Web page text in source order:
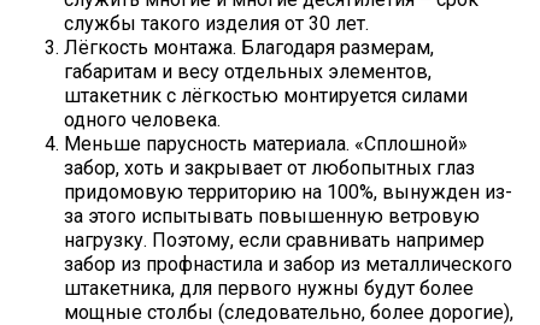
службы такого изделия от 30 лет.
Лёгкость монтажа. Благодаря размерам,
габаритам и весу отдельных элементов,
штакетник с лёгкостью монтируется силами
одного человека.
Меньше парусность материала. «Сплошной»
забор, хоть и закрывает от любопытных глаз
придомовую территорию на 100%, вынужден из-
за этого испытывать повышенную ветровую
нагрузку. Поэтому, если сравнивать например
забор из профнастила и забор из металлического
штакетника, для первого нужны будут более
мощные столбы (следовательно, более дорогие),